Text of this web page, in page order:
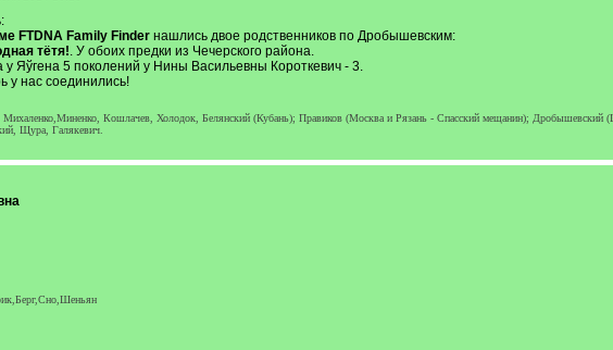
FTDNA Family Finder нашлись двое родственников по Дробышевским:
тётя!. У обоих предки из Чечерского района.
у Яўгена 5 поколений у Нины Васильевны Короткевич - 3.
у нас соединились!
Михаленко,Миненко, Кошлачев, Холодок, Белянский (Кубань); Правиков (Москва и Рязань - Спасский мещанин);
Щура, Галякевич.